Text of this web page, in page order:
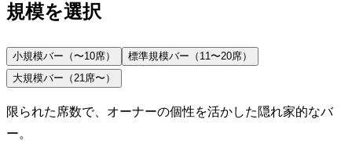
規模を選択
小規模バー（〜10席）
標準規模バー（11〜20席）
大規模バー（21席〜）
限られた席数で、オーナーの個性を活かした隠れ家的なバ
ー。